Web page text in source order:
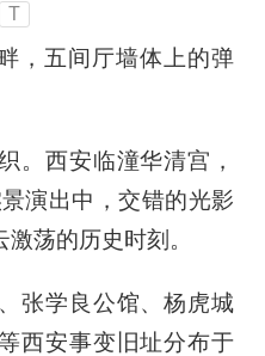
T
，五间厅墙体上的弹
西安临潼华清宫，
演出中，交错的光影
荡的历史时刻。
学良公馆、杨虎城
西安事变旧址分布于